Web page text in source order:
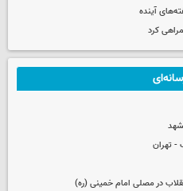
آینده
کرد
- تهران
در مصلی امام خمینی (ره)